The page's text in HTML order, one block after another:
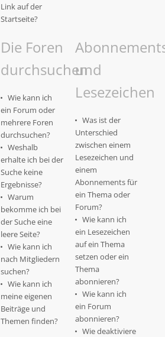
Link auf der
Startseite?
Die Foren
durchsuchen
Wie kann ich
ein Forum oder
mehrere Foren
durchsuchen?
Weshalb
erhalte ich bei der
Suche keine
Ergebnisse?
Warum
bekomme ich bei
der Suche eine
leere Seite?
Wie kann ich
nach Mitgliedern
suchen?
Wie kann ich
meine eigenen
Beiträge und
Themen finden?
und
Lesezeichen
Was ist der
Unterschied
zwischen einem
Lesezeichen und
einem
Abonnements für
ein Thema oder
Forum?
Wie kann ich
ein Lesezeichen
auf ein Thema
setzen oder ein
Thema
abonnieren?
Wie kann ich
ein Forum
abonnieren?
Wie deaktiviere